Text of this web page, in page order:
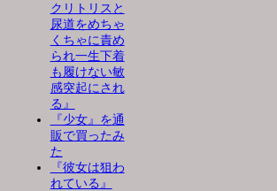
クリトリスと
尿道をめちゃ
くちゃに責め
られ一生下着
も履けない敏
感突起にされ
る』
『少女』を通
販で買ったみ
た
『彼女は狙わ
れている』